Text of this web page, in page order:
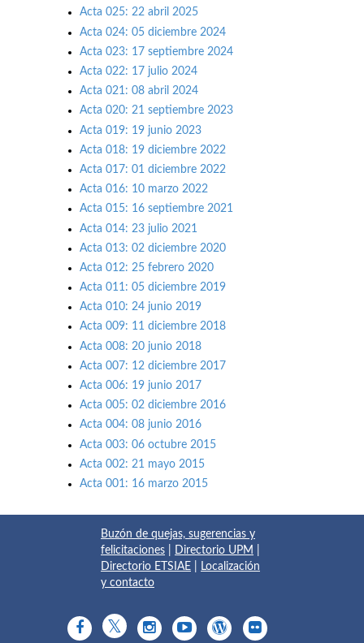
Acta 025: 22 abril 2025
Acta 024: 05 diciembre 2024
Acta 023: 17 septiembre 2024
Acta 022: 17 julio 2024
Acta 021: 08 abril 2024
Acta 020: 21 septiembre 2023
Acta 019: 19 junio 2023
Acta 018: 19 diciembre 2022
Acta 017: 01 diciembre 2022
Acta 016: 10 marzo 2022
Acta 015: 16 septiembre 2021
Acta 014: 23 julio 2021
Acta 013: 02 diciembre 2020
Acta 012: 25 febrero 2020
Acta 011: 05 diciembre 2019
Acta 010: 24 junio 2019
Acta 009: 11 diciembre 2018
Acta 008: 20 junio 2018
Acta 007: 12 diciembre 2017
Acta 006: 19 junio 2017
Acta 005: 02 diciembre 2016
Acta 004: 08 junio 2016
Acta 003: 06 octubre 2015
Acta 002: 21 mayo 2015
Acta 001: 16 marzo 2015
Buzón de quejas, sugerencias y
felicitaciones
Directorio UPM
Directorio ETSIAE
Localización
y contacto